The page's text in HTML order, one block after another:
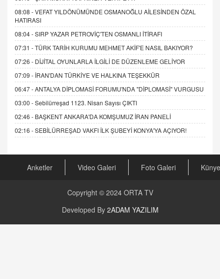
08:08 -VEFAT YILDÖNÜMÜNDE OSMANOĞLU AİLESİNDEN ÖZAL
HATIRASI
08:04 -SIRP YAZAR PETROVİÇ'TEN OSMANLI İTİRAFI
07:31 -TÜRK TARİH KURUMU MEHMET AKİF'E NASIL BAKIYOR?
07:26 - DİJİTAL OYUNLARLA İLGİLİ DE DÜZENLEME GELİYOR
07:09 - İRAN'DAN TÜRKİYE VE HALKINA TEŞEKKÜR
06:47 -ANTALYA DİPLOMASİ FORUMU'NDA "DİPLOMASİ" VURGUSU
03:00 -Sebilürreşad 1123. Nisan Sayısı ÇIKTI
02:46 - BAŞKENT ANKARA'DA KOMŞUMUZ İRAN PANELİ
02:16 -SEBİLÜRREŞAD VAKFI İLK ŞUBEYİ KONYA'YA AÇIYOR!
Anketler Video Galeri Foto Galeri Künye
Copyright © 2024 ORTA TV
Developed By 2ADAM YAZILIM